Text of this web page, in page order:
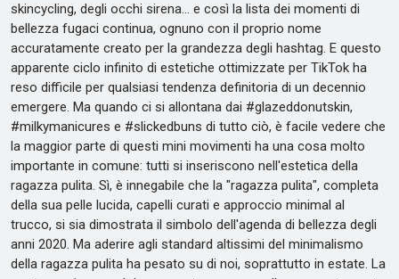
skincycling, degli occhi sirena... e così la lista dei momenti di
bellezza fugaci continua, ognuno con il proprio nome
accuratamente creato per la grandezza degli hashtag. E questo
apparente ciclo infinito di estetiche ottimizzate per TikTok ha
reso difficile per qualsiasi tendenza definitoria di un decennio
emergere. Ma quando ci si allontana dai #glazeddonutskin,
#milkymanicures e #slickedbuns di tutto ciò, è facile vedere che
la maggior parte di questi mini movimenti ha una cosa molto
importante in comune: tutti si inseriscono nell'estetica della
ragazza pulita. Sì, è innegabile che la "ragazza pulita", completa
della sua pelle lucida, capelli curati e approccio minimal al
trucco, si sia dimostrata il simbolo dell'agenda di bellezza degli
anni 2020. Ma aderire agli standard altissimi del minimalismo
della ragazza pulita ha pesato su di noi, soprattutto in estate. La